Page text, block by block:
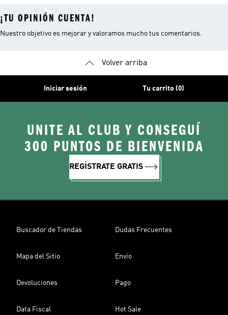
¡TU OPINIÓN CUENTA!
Nuestro objetivo es mejorar y valoramos mucho tus comentarios.
Volver arriba
Iniciar sesión Tu carrito (0)
UNITE AL CLUB Y CONSEGUÍ
300 PUNTOS DE BIENVENIDA
REGÍSTRATE GRATIS
Buscador de Tiendas Dudas Frecuentes
Mapa del Sitio Envío
Devoluciones Pago
Data Fiscal Hot Sale